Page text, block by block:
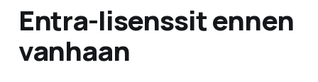
Entra-lisenssit ennen
vanhaan